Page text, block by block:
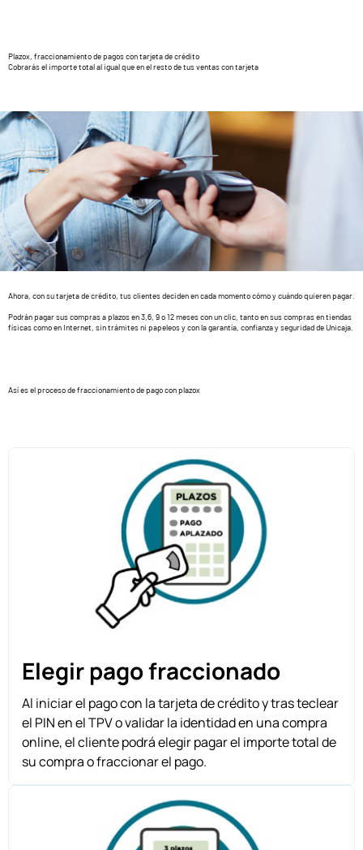
Plazox, fraccionamiento de pagos con tarjeta de crédito
Cobrarás el importe total al igual que en el resto de tus ventas con tarjeta
Ahora, con su tarjeta de crédito, tus clientes deciden en cada momento cómo y cuándo quieren pagar.
Podrán pagar sus compras a plazos en 3,6, 9 o 12 meses con un clic, tanto en sus compras en tiendas
físicas como en Internet, sin trámites ni papeleos y con la garantía, confianza y seguridad de Unicaja.
Así es el proceso de fraccionamiento de pago con plazox
Elegir pago fraccionado
Al iniciar el pago con la tarjeta de crédito y tras teclear
el PIN en el TPV o validar la identidad en una compra
online, el cliente podrá elegir pagar el importe total de
su compra o fraccionar el pago.